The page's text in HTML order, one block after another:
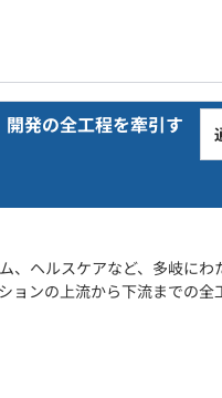
発の全工程を牽引す
、ヘルスケアなど、多岐にわ
ョンの上流から下流までの全